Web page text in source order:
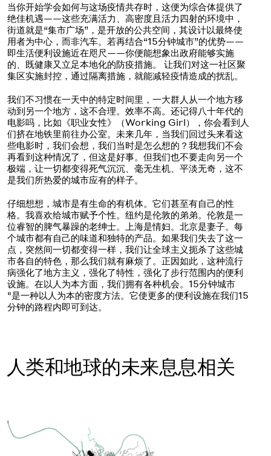
当你开始学会如何与这场疫情共存时，这便为综合体提供了
绝佳机遇——这些充满活力、高密度且活力四射的环境中，
街道就是“集市广场”，是开放的公共空间，其设计以最终使
用者为中心，而非汽车。若再结合“15分钟城市”的优势——
即生活便利设施近在咫尺——你便能想象出政府能够实施
的、既健康又立足本地化的防疫措施。 让我们对这一社区聚
集区实施封控，通过隔离措施，就能减轻疫情造成的扰乱。
我们不习惯在一天中的特定时间里，一大群人从一个地方移
动到另一个地方，这不合理。效率不高。还记得八十年代的
电影吗，比如《职业女性》（Working Girl），你会看到人
们挤在地铁里前往办公室。未来几年，当我们回过头来看这
些电影时，我们会想，我们当时是怎么想的？我想我们不会
再看到这种情况了，但这是好事。但我们也不要走向另一个
极端，让一切都变得死气沉沉、毫无生机、平淡无奇，这不
是我们所热爱的城市应有的样子。
仔细想想，城市是有生命的有机体。它们甚至有自己的性
格。我喜欢给城市赋予个性。纽约是伦敦的弟弟。伦敦是一
位睿智的脾气暴躁的老绅士。上海是情妇。北京是妻子。每
个城市都有自己的味道和独特的产品。如果我们失去了这一
点，突然间一切都变得一样，我们让全球主义扼杀了这些城
市各自的特色，那么我们就有麻烦了。正因如此，这种流行
病强化了地方主义，强化了特性，强化了步行范围内的便利
设施。在以人为本方面，我们拥有各种机会。15分钟城市
"是一种以人为本的密度方法。它使更多的便利设施在我们15
分钟的路程内即可到达。
人类和地球的未来息息相关